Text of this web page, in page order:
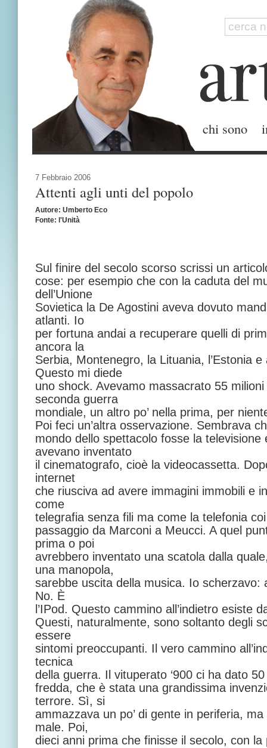
chi sono
7 Febbraio 2006
Attenti agli unti del popolo
Autore: Umberto Eco
Fonte: l'Unità
Sul finire del secolo scorso scrissi un
cose: per esempio che con la caduta del
dell’Unione
Sovietica la De Agostini aveva dovuto
atlanti. Io
per fortuna andai a recuperare quelli di
ancora la
Serbia, Montenegro, la Lituania, l’Estonia
Questo mi diede
uno shock. Avevamo massacrato 55
seconda guerra
mondiale, un altro po’ nella prima, per
Poi feci un’altra osservazione. Sembrava
mondo dello spettacolo fosse la televisione
avevano inventato
il cinematografo, cioè la videocassetta.
internet
che riusciva ad avere immagini immobili e
come
telegrafia senza fili ma come la telefonia
passaggio da Marconi a Meucci. A quel
prima o poi
avrebbero inventato una scatola dalla
una manopola,
sarebbe uscita della musica. Io scherzavo:
No. È
l’IPod. Questo cammino all’indietro esiste
Questi, naturalmente, sono soltanto degli
essere
sintomi preoccupanti. Il vero cammino
tecnica
della guerra. Il vituperato ‘900 ci ha dato
fredda, che è stata una grandissima
terrore. Sì, si
ammazzava un po’ di gente in periferia,
male. Poi,
dieci anni prima che finisse il secolo, con